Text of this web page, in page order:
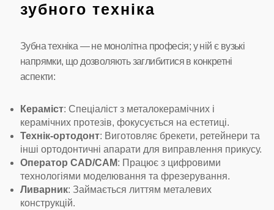
зубного техніка
Зубна техніка — не монолітна професія; у ній є вузькі
напрямки, що дозволяють заглибитися в конкретні
аспекти:
Кераміст: Спеціаліст з металокерамічних і
керамічних протезів, фокусується на естетиці.
Технік-ортодонт: Виготовляє брекети, ретейнери та
інші ортодонтичні апарати для виправлення прикусу.
Оператор CAD/CAM: Працює з цифровими
технологіями моделювання та фрезерування.
Ливарник: Займається литтям металевих
конструкцій.